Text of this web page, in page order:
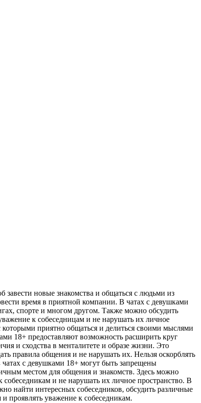
новые знакомства и общаться с людьми из
время в приятной компании. В чатах с девушками
спорте и многом другом. Также можно обсудить
к собеседницам и не нарушать их личное
приятно общаться и делиться своими мыслями
18+ предоставляют возможность расширить круг
и сходства в менталитете и образе жизни. Это
правила общения и не нарушать их. Нельзя оскорблять
с девушками 18+ могут быть запрещены
местом для общения и знакомств. Здесь можно
и не нарушать их личное пространство. В
найти интересных собеседников, обсудить различные
проявлять уважение к собеседникам.